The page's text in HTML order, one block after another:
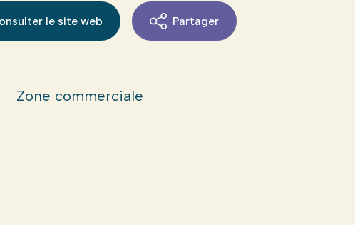
le site web Partager
Zone commerciale